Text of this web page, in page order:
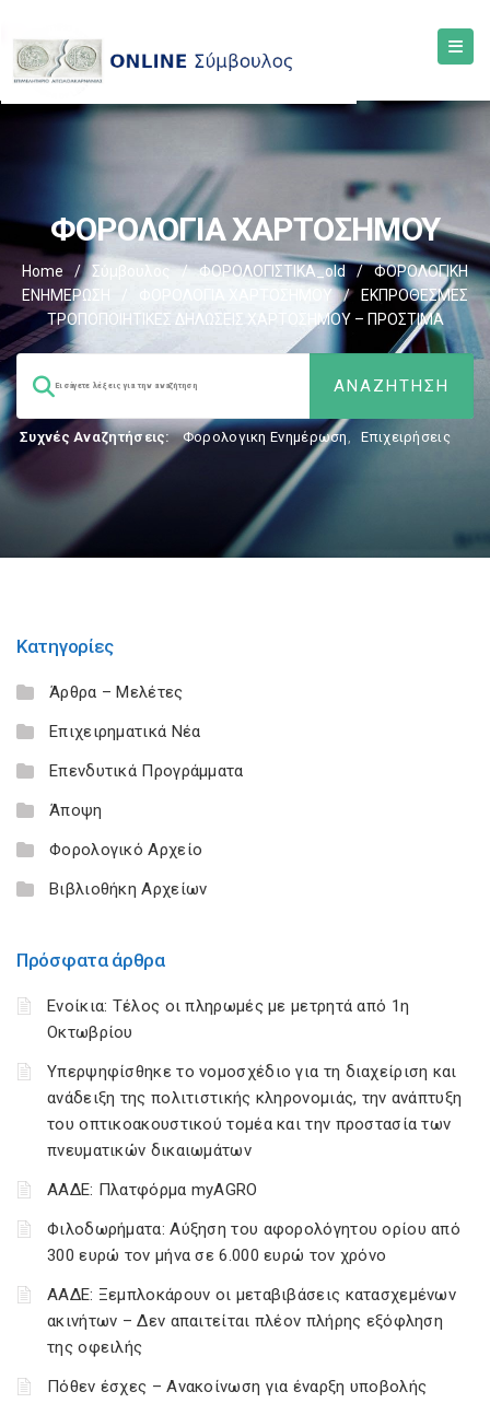
ΦΟΡΟΛΟΓΙΑ ΧΑΡΤΟΣΗΜΟΥ
Home / Σύμβουλος / ΦΟΡΟΛΟΓΙΣΤΙΚΑ_old /
ΦΟΡΟΛΟΓΙΚΗ
ΕΝΗΜΕΡΩΣΗ
ΦΟΡΟΛΟΓΙΑ ΧΑΡΤΟΣΗΜΟΥ /
ΕΚΠΡΟΘΕΣΜΕΣ
ΤΡΟΠΟΠΟΙΗΤΙΚΕΣ ΔΗΛΩΣΕΙΣ ΧΑΡΤΟΣΗΜΟΥ – ΠΡΟΣΤΙΜΑ
Συχνές Αναζητήσεις: Φορολογικη Ενημέρωση, Επιχειρήσεις
Κατηγορίες
Άρθρα – Μελέτες
Επιχειρηματικά Νέα
Επενδυτικά Προγράμματα
Άποψη
Φορολογικό Αρχείο
Βιβλιοθήκη Αρχείων
Πρόσφατα άρθρα
Ενοίκια: Τέλος οι πληρωμές με μετρητά από 1η
Οκτωβρίου
Υπερψηφίσθηκε το νομοσχέδιο για τη διαχείριση και
ανάδειξη της πολιτιστικής κληρονομιάς, την ανάπτυξη
του οπτικοακουστικού τομέα και την προστασία των
πνευματικών δικαιωμάτων
ΑΑΔΕ: Πλατφόρμα myAGRO
Φιλοδωρήματα: Αύξηση του αφορολόγητου ορίου από
300 ευρώ τον μήνα σε 6.000 ευρώ τον χρόνο
ΑΑΔΕ: Ξεμπλοκάρουν οι μεταβιβάσεις κατασχεμένων
ακινήτων – Δεν απαιτείται πλέον πλήρης εξόφληση
της οφειλής
Πόθεν έσχες – Ανακοίνωση για έναρξη υποβολής